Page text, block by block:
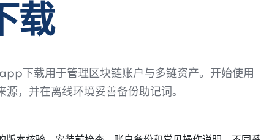
载
下载用于管理区块链账户与多链资产。开始使用
源，并在离线环境妥善备份助记词。